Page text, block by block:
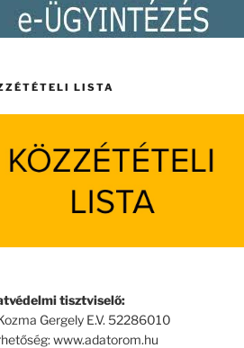
LISTA
tisztviselő:
Gergely E.V. 52286010
www.adatorom.hu